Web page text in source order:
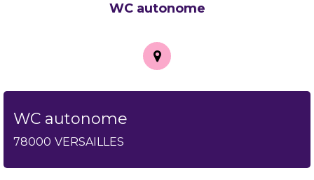
WC autonome
WC autonome
78000 VERSAILLES